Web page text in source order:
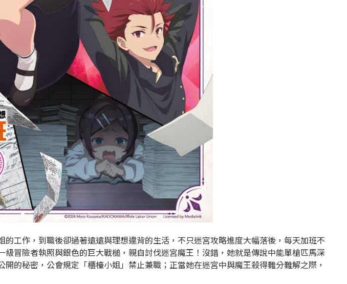
工作，到職後卻過著遠遠與理想違背的生活，不只迷宮攻略進度大幅落後，每天加班不
冒險者執照與銀色的巨大戰槌，親自討伐迷宮魔王！沒錯，她就是傳說中能單槍匹馬深
的秘密，公會規定「櫃檯小姐」禁止兼職；正當她在迷宮中與魔王殺得難分難解之際，